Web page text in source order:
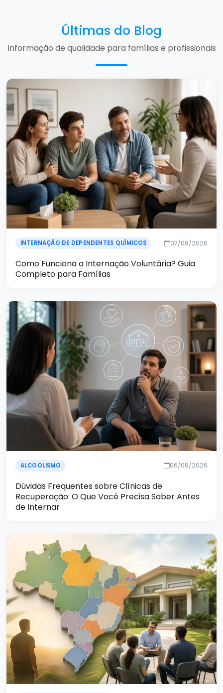
Últimas do Blog
Informação de qualidade para famílias e profissionais
INTERNAÇÃO DE DEPENDENTES QUÍMICOS 07/08/2026
Como Funciona a Internação Voluntária? Guia
Completo para Famílias
ALCOOLISMO 06/08/2026
Dúvidas Frequentes sobre Clínicas de
Recuperação: O Que Você Precisa Saber Antes
de Internar